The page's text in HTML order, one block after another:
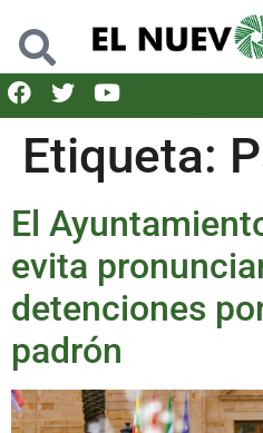
Etiqueta:
El
evita
detenciones
padrón